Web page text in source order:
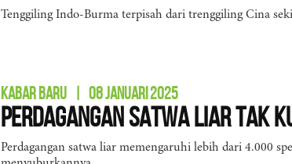
Tenggiling Indo-Burma terpisah dari trenggiling Cina
KABAR BARU 08 JANUARI 2025
Perdagangan Satwa Liar Tak
Perdagangan satwa liar memengaruhi lebih dari 4.000